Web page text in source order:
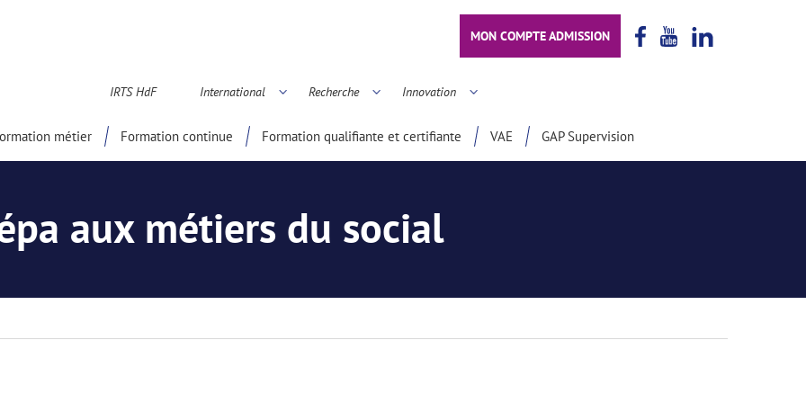
MON COMPTE ADMISSION
IRTS HdF International Recherche Innovation
métier Formation continue Formation qualifiante et certifiante VAE GAP Supervision
aux métiers du social